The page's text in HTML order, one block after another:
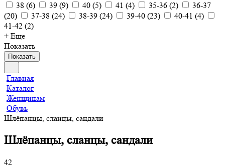
38 (6) 39 (9) 40 (5) 41 (4) 35-36 (2)
36-37
(20) 37-38 (24) 38-39 (24) 39-40 (23) 40-41 (4)
41-42 (2)
+ Еще
Показать
Показать
Главная
Каталог
Женщинам
Обувь
Шлёпанцы, сланцы, сандали
Шлёпанцы, сланцы, сандали
42